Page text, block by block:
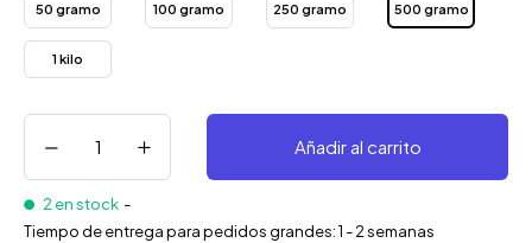
50 gramo 100 gramo 250 gramo 500 gramo
1 kilo
Añadir al carrito
2 en stock -
Tiempo de entrega para pedidos grandes: 1 - 2 semanas